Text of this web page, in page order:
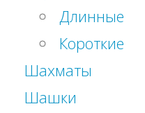
Длинные
Короткие
Шахматы
Шашки